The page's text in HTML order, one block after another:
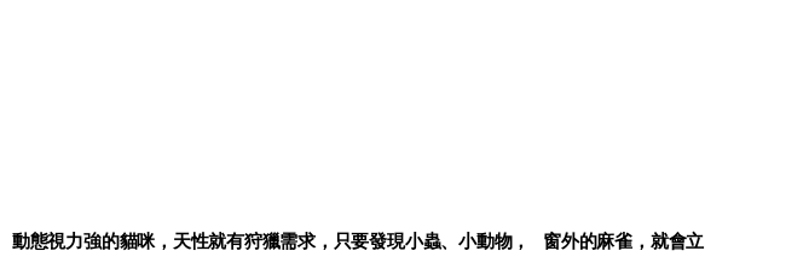
動態視力強的貓咪，天性就有狩獵需求，只要發現小蟲、小動物，
窗外的麻雀，就會立